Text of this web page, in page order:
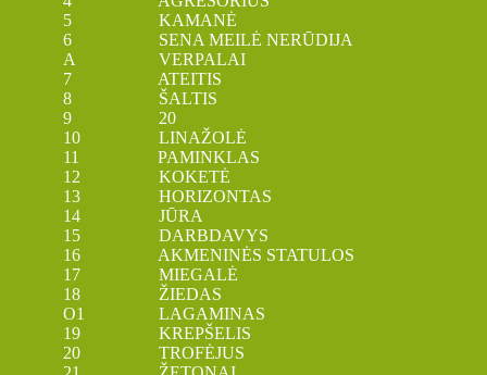
5 KAMANĖ
6 SENA MEILĖ NERŪDIJA
A VERPALAI
7 ATEITIS
8 ŠALTIS
9 20
10 LINAŽOLĖ
11 PAMINKLAS
12 KOKETĖ
13 HORIZONTAS
14 JŪRA
15 DARBDAVYS
16 AKMENINĖS STATULOS
17 MIEGALĖ
18 ŽIEDAS
O1 LAGAMINAS
19 KREPŠELIS
20 TROFĖJUS